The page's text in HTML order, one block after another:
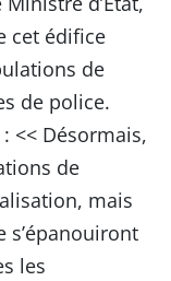
cet édifice
de
de police.
<< Désormais,
de
mais
s’épanouiront
les